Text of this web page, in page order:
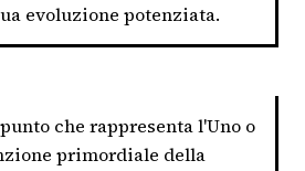
evoluzione potenziata.
che rappresenta l'Uno o
primordiale della